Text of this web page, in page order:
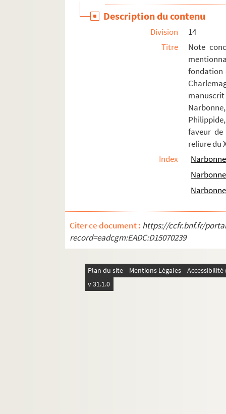
Description du contenu
Division
14
Titre
Note
fondation
manuscrit
faveur de
reliure du
Index
Citer ce document : https://ccfr.bnf.fr/
record=eadcgm:EADC:D15070239
Plan du site Mentions Légales
v 31.1.0